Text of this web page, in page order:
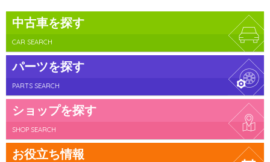
中古車を探す
CAR SEARCH
パーツを探す
PARTS SEARCH
ショップを探す
SHOP SEARCH
お役立ち情報